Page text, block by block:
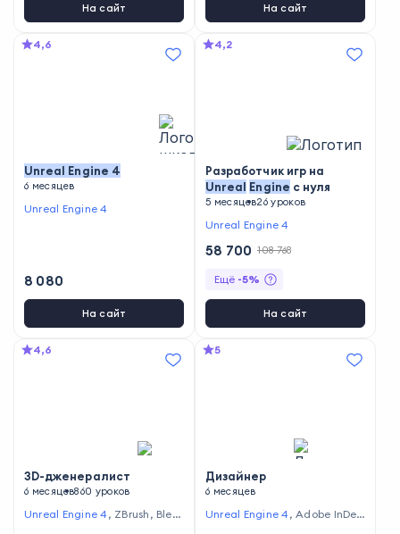
На сайт На сайт
4,6
Unreal Engine 4
6 месяцев
Unreal Engine 4
8 080
На сайт
4,2
Разработчик игр на
Unreal Engine с нуля
5 месяцев26 уроков
Unreal Engine 4
58 700 108 768
Ещё -5%
На сайт
4,6
3D-дженералист
6 месяцев860 уроков
Unreal Engine 4 , ZBrush , Blen
5
Дизайнер
6 месяцев
Unreal Engine 4 ,Adobe InDesi